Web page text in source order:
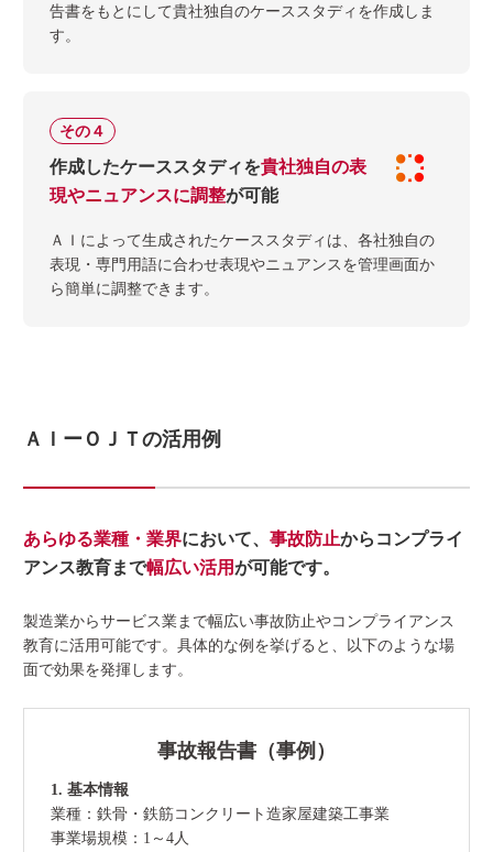
告書をもとにして貴社独自のケーススタディを作成しま
す。
その４
作成したケーススタディを貴社独自の表
現やニュアンスに調整が可能
ＡＩによって生成されたケーススタディは、各社独自の
表現・専門用語に合わせ表現やニュアンスを管理画面か
ら簡単に調整できます。
ＡＩーＯＪＴの活用例
あらゆる業種・業界において、事故防止からコンプライ
アンス教育まで幅広い活用が可能です。
製造業からサービス業まで幅広い事故防止やコンプライアンス
教育に活用可能です。具体的な例を挙げると、以下のような場
面で効果を発揮します。
事故報告書（事例）
1. 基本情報
業種：鉄骨・鉄筋コンクリート造家屋建築工事業
事業場規模：1～4人